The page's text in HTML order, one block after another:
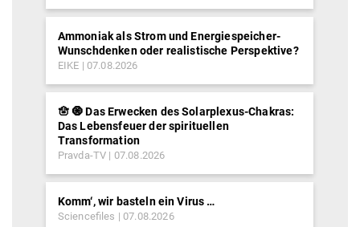
Ammoniak als Strom und Energiespeicher-
Wunschdenken oder realistische Perspektive?
EIKE 07.08.2026
🪬 🧿 Das Erwecken des Solarplexus-Chakras:
Das Lebensfeuer der spirituellen
Transformation
Pravda-TV 07.08.2026
Komm‘, wir basteln ein Virus …
Sciencefiles 07.08.2026